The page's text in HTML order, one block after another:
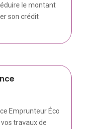
le montant
son crédit
Emprunteur Éco
travaux de